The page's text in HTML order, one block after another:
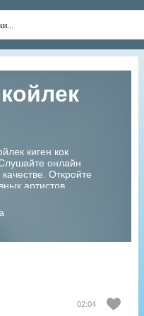
киген кок
онлайн
Откройте
артистов
02:04